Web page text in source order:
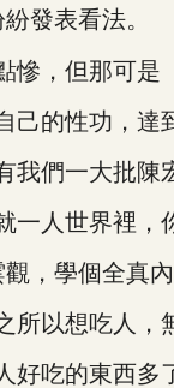
發表看法。
，但那可是
的性功，達
們一大批陳
人世界裡，
學個全真內
以想吃人，無
吃的東西多